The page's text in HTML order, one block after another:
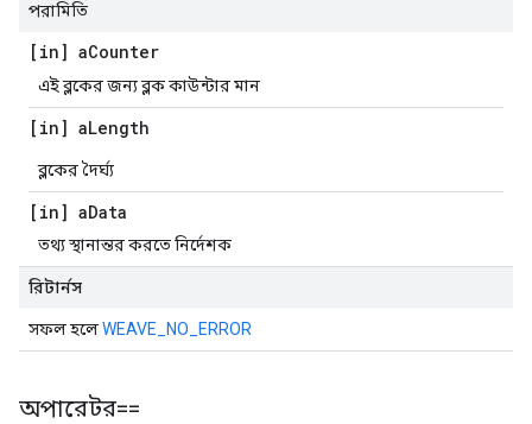
পরামিতি
[in] aCounter
এই ব্লকের জন্য ব্লক কাউন্টার মান
[in] aLength
ব্লকের দৈর্ঘ্য
[in] aData
তথ্য স্থানান্তর করতে নির্দেশক
রিটার্নস
সফল হলেWEAVE_NO_ERROR
অপারেটর==